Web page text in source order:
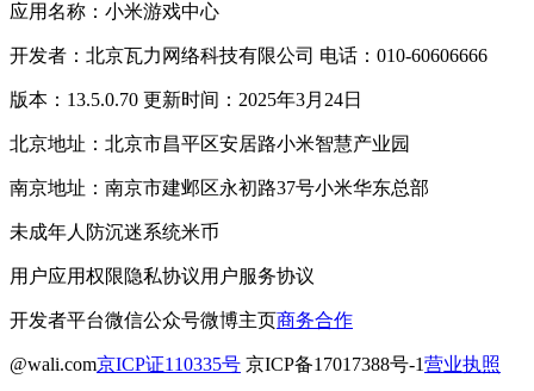
应用名称：小米游戏中心
开发者：北京瓦力网络科技有限公司 电话：010-60606666
版本：13.5.0.70 更新时间：2025年3月24日
北京地址：北京市昌平区安居路小米智慧产业园
南京地址：南京市建邺区永初路37号小米华东总部
未成年人防沉迷系统米币
用户应用权限隐私协议用户服务协议
开发者平台微信公众号微博主页商务合作
@wali.com京ICP证110335号 京ICP备17017388号-1营业执照